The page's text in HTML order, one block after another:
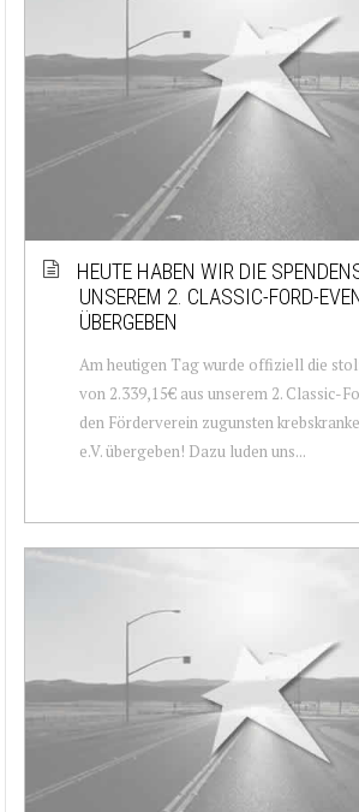
HEUTE HABEN WIR DIE
UNSEREM 2. CLASSIC-FORD-
ÜBERGEBEN
Am heutigen Tag wurde offiziell die
von 2.339,15€ aus unserem 2. Classic-
den Förderverein zugunsten
e.V. übergeben! Dazu luden uns...